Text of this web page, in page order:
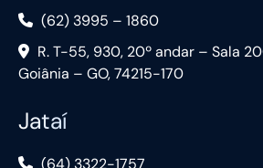
(62) 3995 – 1860
R. T-55, 930, 20º andar – Sala
Goiânia – GO, 74215-170
Jataí
(64) 3322-1757